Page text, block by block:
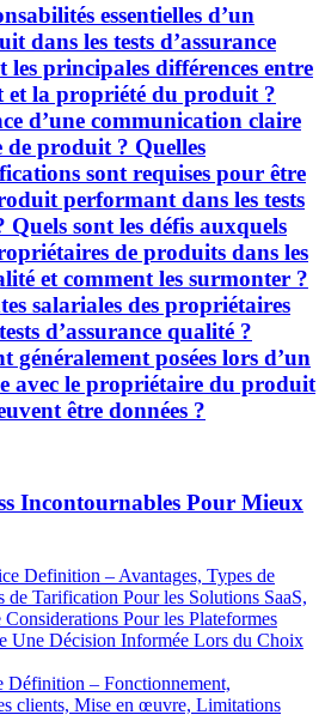
essentielles d’un
dans les tests d’assurance
les principales différences entre
et la propriété du produit ?
d’une communication claire
produit ? Quelles
sont requises pour être
performant dans les tests
Quels sont les défis auxquels
de produits dans les
et comment les surmonter ?
salariales des propriétaires
d’assurance qualité ?
généralement posées lors d’un
avec le propriétaire du produit
être données ?
Incontournables Pour Mieux
Definition – Avantages, Types de
de Tarification Pour les Solutions SaaS,
Pour les Plateformes
Une Décision Informée Lors du Choix
Définition – Fonctionnement,
clients, Mise en œuvre, Limitations